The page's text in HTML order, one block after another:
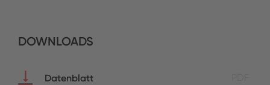
DOWNLOADS
Datenblatt